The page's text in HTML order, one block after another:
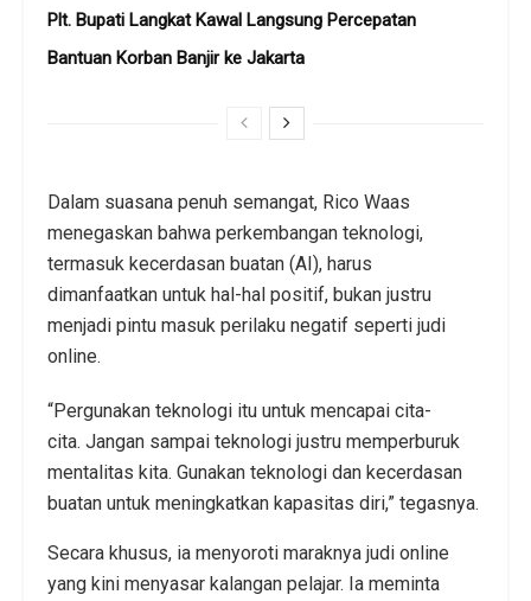
Plt. Bupati Langkat Kawal Langsung Percepatan
Bantuan Korban Banjir ke Jakarta
Dalam suasana penuh semangat, Rico Waas
menegaskan bahwa perkembangan teknologi,
termasuk kecerdasan buatan (AI), harus
dimanfaatkan untuk hal-hal positif, bukan justru
menjadi pintu masuk perilaku negatif seperti judi
online.
“Pergunakan teknologi itu untuk mencapai cita-
cita. Jangan sampai teknologi justru memperburuk
mentalitas kita. Gunakan teknologi dan kecerdasan
buatan untuk meningkatkan kapasitas diri,” tegasnya.
Secara khusus, ia menyoroti maraknya judi online
yang kini menyasar kalangan pelajar. Ia meminta